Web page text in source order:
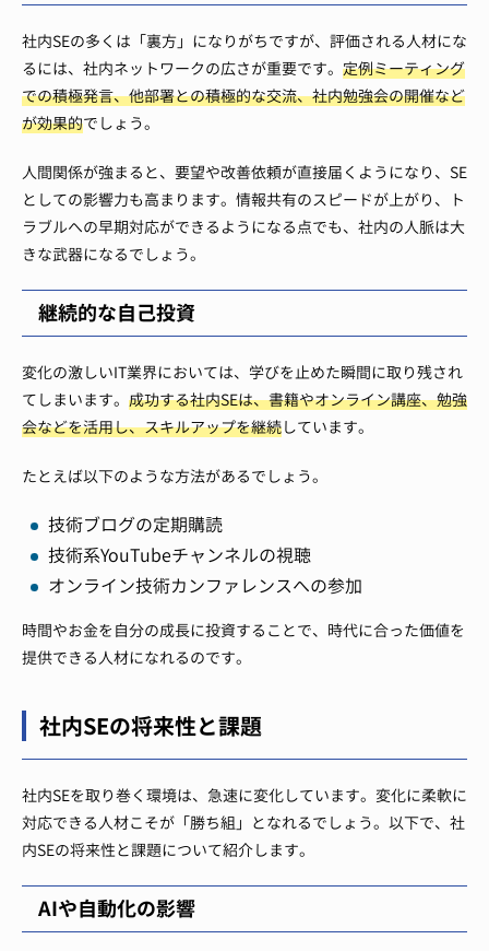
社内SEの多くは「裏方」になりがちですが、評価される人材にな
るには、社内ネットワークの広さが重要です。 定例ミーティング
での積極発言、他部署との積極的な交流、社内勉強会の開催など
が効果的でしょう。
人間関係が強まると、要望や改善依頼が直接届くようになり、SE
としての影響力も高まります。情報共有のスピードが上がり、ト
ラブルへの早期対応ができるようになる点でも、社内の人脈は大
きな武器になるでしょう。
継続的な自己投資
変化の激しいIT業界においては、学びを止めた瞬間に取り残され
てしまいます。 成功する社内SEは、書籍やオンライン講座、勉強
会などを活用し、スキルアップを継続しています。
たとえば以下のような方法があるでしょう。
技術ブログの定期購読
技術系YouTubeチャンネルの視聴
オンライン技術カンファレンスへの参加
時間やお金を自分の成長に投資することで、時代に合った価値を
提供できる人材になれるのです。
社内SEの将来性と課題
社内SEを取り巻く環境は、急速に変化しています。変化に柔軟に
対応できる人材こそが「勝ち組」となれるでしょう。以下で、社
内SEの将来性と課題について紹介します。
AIや自動化の影響